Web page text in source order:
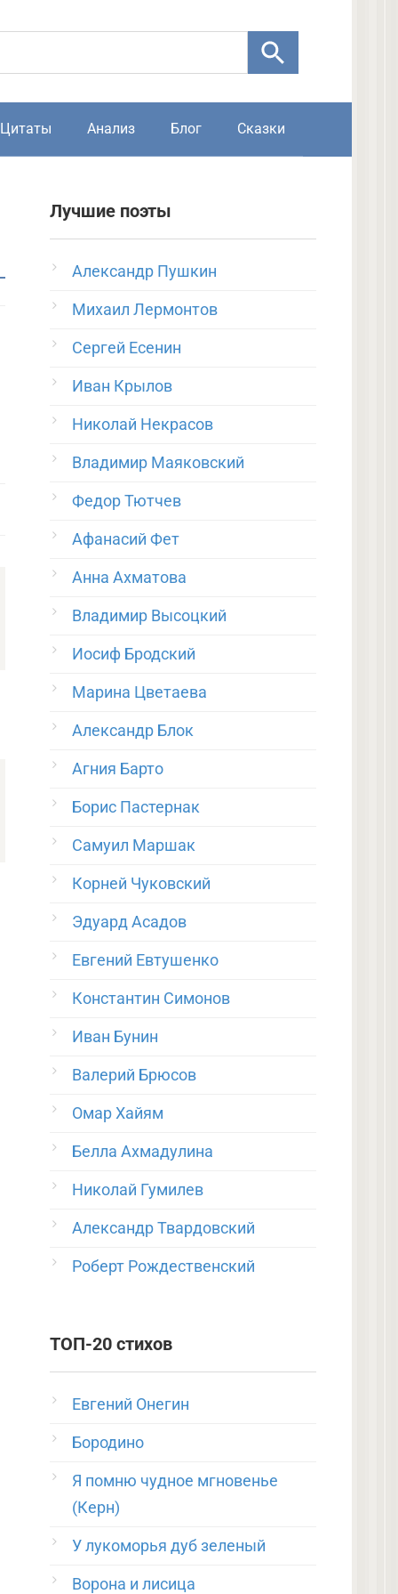
Цитаты Анализ Блог Сказки
Лучшие поэты
Александр Пушкин
Михаил Лермонтов
Сергей Есенин
Иван Крылов
Николай Некрасов
Владимир Маяковский
Федор Тютчев
Афанасий Фет
Анна Ахматова
Владимир Высоцкий
Иосиф Бродский
Марина Цветаева
Александр Блок
Агния Барто
Борис Пастернак
Самуил Маршак
Корней Чуковский
Эдуард Асадов
Евгений Евтушенко
Константин Симонов
Иван Бунин
Валерий Брюсов
Омар Хайям
Белла Ахмадулина
Николай Гумилев
Александр Твардовский
Роберт Рождественский
ТОП-20 стихов
Евгений Онегин
Бородино
Я помню чудное мгновенье
(Керн)
У лукоморья дуб зеленый
Ворона и лисица